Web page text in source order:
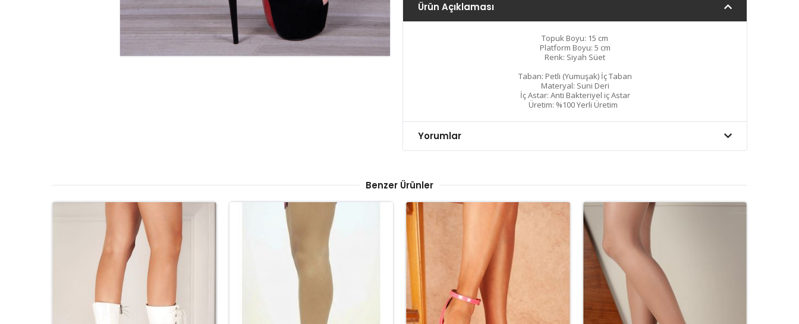
Ürün Açıklaması
Topuk Boyu: 15 cm
Platform Boyu: 5 cm
Renk: Siyah Süet
Taban: Petli (Yumuşak) İç Taban
Materyal: Suni Deri
İç Astar: Anti Bakteriyel iç Astar
Üretim: %100 Yerli Üretim
Yorumlar
Benzer Ürünler